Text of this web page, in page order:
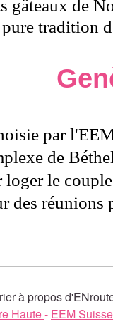
de
tradition
par
de
loger le
des réunions
à propos
Haute- EEM Suisse